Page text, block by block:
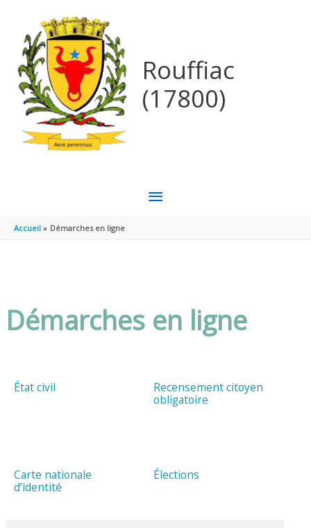
Rouffiac
(17800)
MENU
Accueil Démarches en ligne
Démarches en ligne
État civil
Recensement citoyen
obligatoire
Carte nationale
d’identité
Élections